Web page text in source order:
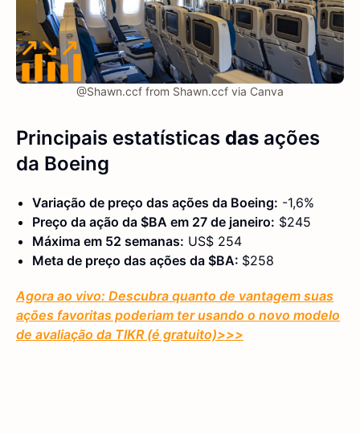
@Shawn.ccf from Shawn.ccf via Canva
Principais estatísticas das ações
da Boeing
Variação de preço das ações da Boeing: -1,6%
Preço da ação da $BA em 27 de janeiro: $245
Máxima em 52 semanas: US$ 254
Meta de preço das ações da $BA: $258
Agora ao vivo: Descubra quanto de vantagem suas
ações favoritas poderiam ter usando o novo modelo
de avaliação da TIKR (é gratuito)>>>